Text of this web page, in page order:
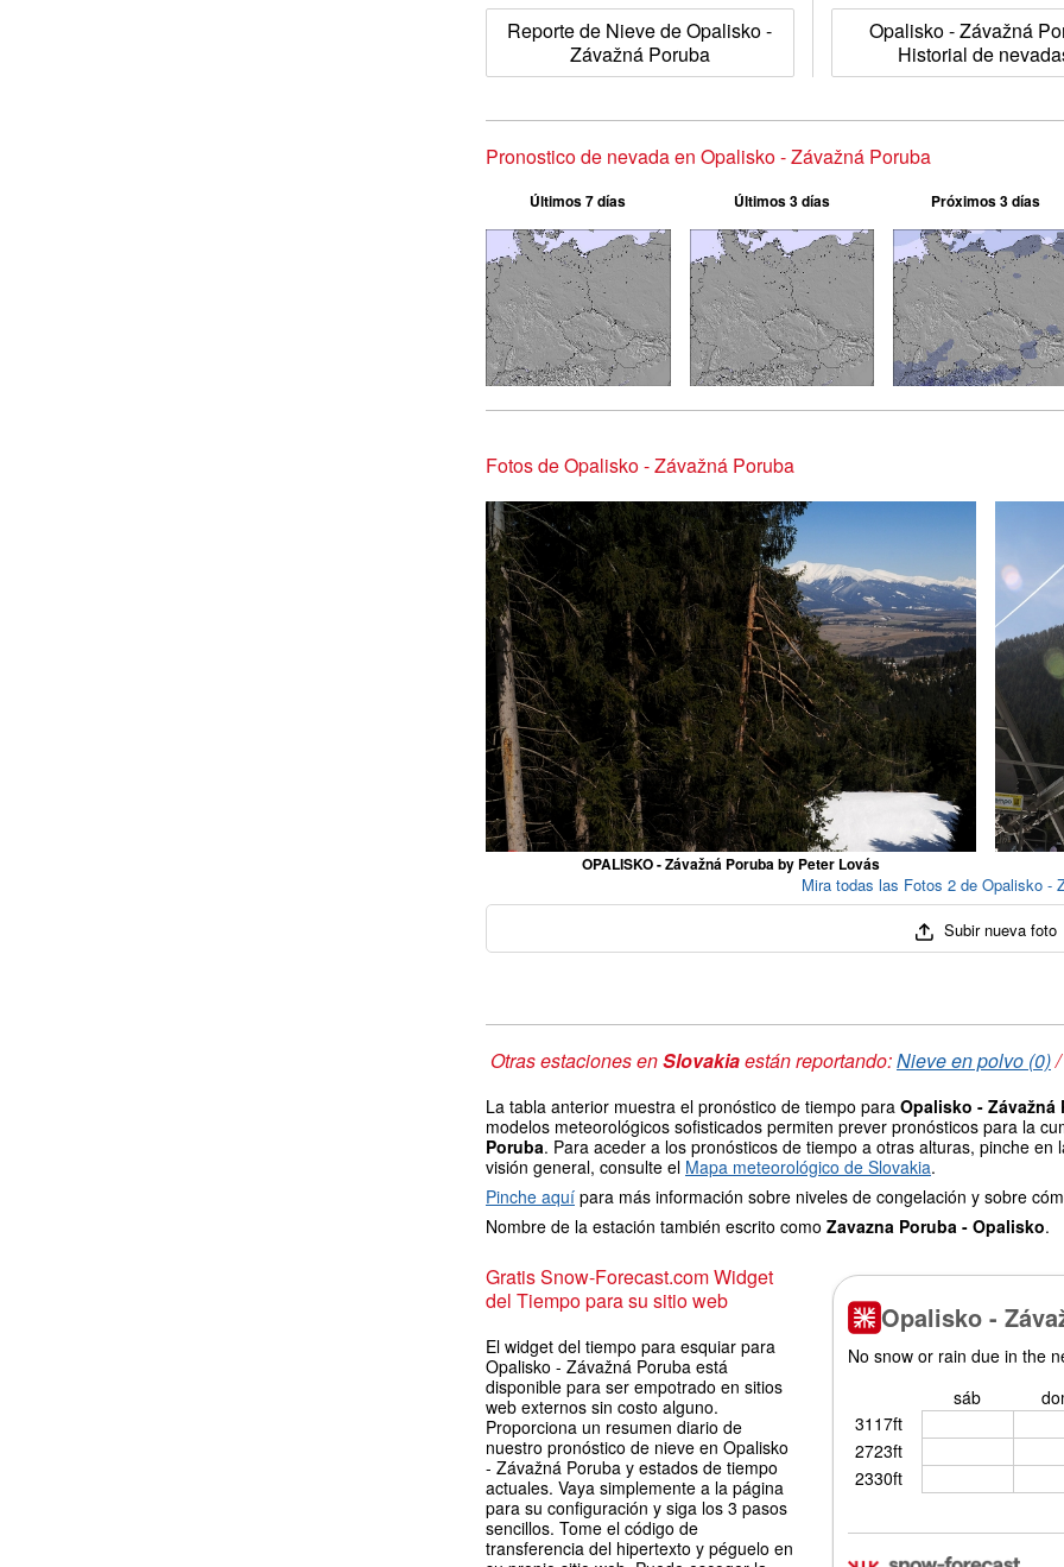
Reporte de Nieve de Opalisko -
Závažná Poruba
Opalisko - Závažná
Historial de
Pronostico de nevada en Opalisko - Závažná Poruba
Últimos 7 días Últimos 3 días Próximos 3 días
Fotos de Opalisko - Závažná Poruba
OPALISKO - Závažná Poruba by Peter Lovás
Mira todas las Fotos 2 de Opalisko -
Subir nueva foto
Otras estaciones enSlovakiaestán reportando:Nieve en polvo (0)/
La tabla anterior muestra el pronóstico de tiempo para Opalisko - Závažná
modelos meteorológicos sofisticados permiten prever pronósticos para la
Poruba. Para aceder a los pronósticos de tiempo a otras alturas, pinche
visión general, consulte el Mapa meteorológico de Slovakia.
Pinche aquí para más información sobre niveles de congelación y sobre
Nombre de la estación también escrito como Zavazna Poruba - Opalisko.
Gratis Snow-Forecast.com Widget
del Tiempo para su sitio web
El widget del tiempo para esquiar para
Opalisko - Závažná Poruba está
disponible para ser empotrado en sitios
web externos sin costo alguno.
Proporciona un resumen diario de
nuestro pronóstico de nieve en Opalisko
- Závažná Poruba y estados de tiempo
actuales. Vaya simplemente a la página
para su configuración y siga los 3 pasos
sencillos. Tome el código de
transferencia del hipertexto y péguelo en